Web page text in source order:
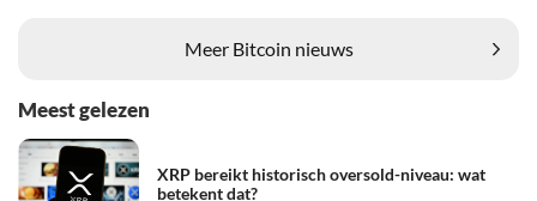
Meer Bitcoin nieuws
Meest gelezen
XRP bereikt historisch oversold-niveau: wat
betekent dat?